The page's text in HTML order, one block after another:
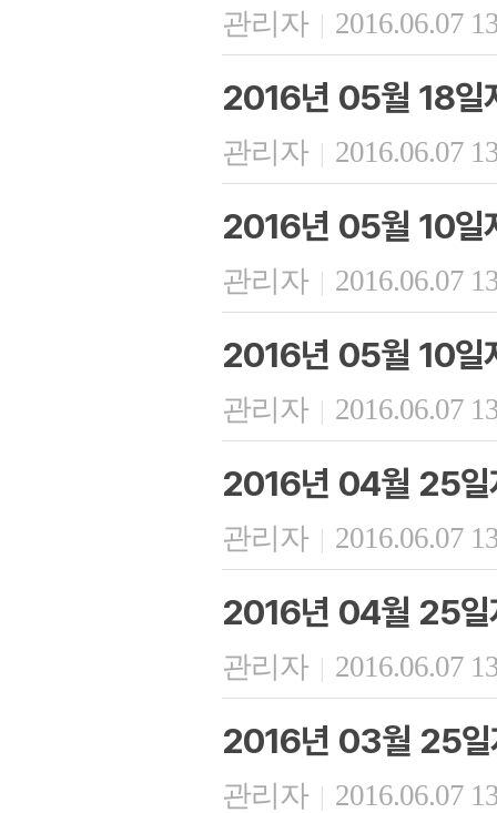
관리자 | 2016.06.07
2016년 05월 18일
관리자 | 2016.06.07
2016년 05월 10일
관리자 | 2016.06.07
2016년 05월 10일
관리자 | 2016.06.07
2016년 04월 25일
관리자 | 2016.06.07
2016년 04월 25일
관리자 | 2016.06.07
2016년 03월 25일
관리자 | 2016.06.07